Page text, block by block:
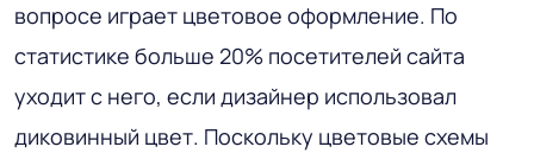
вопросе играет цветовое оформление. По
статистике больше 20% посетителей сайта
уходит с него, если дизайнер использовал
диковинный цвет. Поскольку цветовые схемы